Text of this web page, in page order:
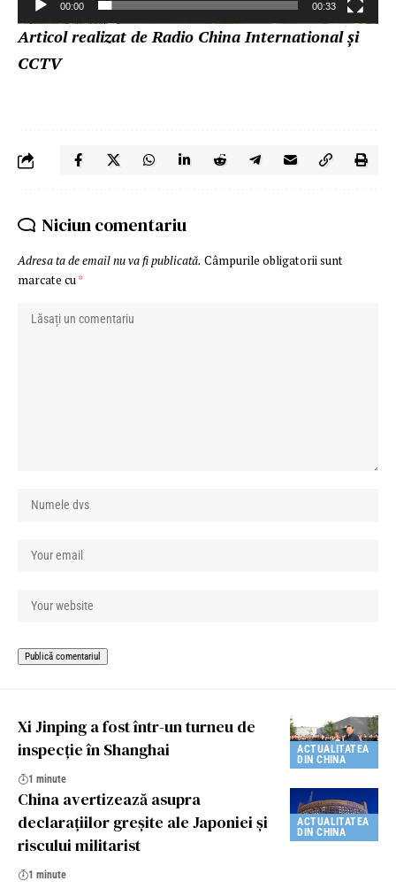
00:00 00:33
Articol realizat de Radio China International și
CCTV
Niciun comentariu
Adresa ta de email nu va fi publicată. Câmpurile obligatorii sunt
marcate cu*
ACTUALITATEA
DIN CHINA
Xi Jinping a fost într-un turneu de
inspecție în Shanghai
1 minute
ACTUALITATEA
DIN CHINA
China avertizează asupra
declarațiilor greșite ale Japoniei și
riscului militarist
1 minute